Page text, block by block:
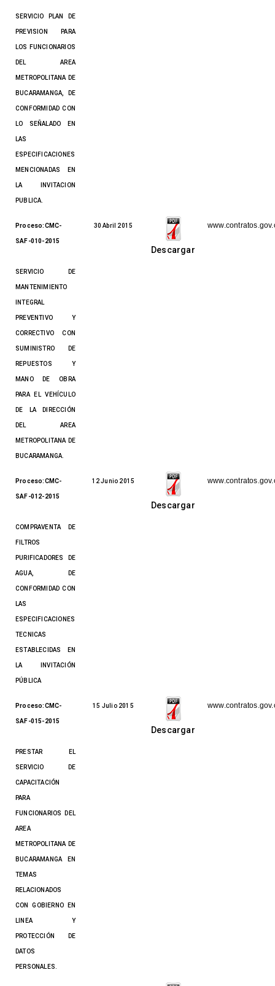
SERVICIO PLAN DE
PREVISION PARA
LOS FUNCIONARIOS
DEL AREA
METROPOLITANA DE
BUCARAMANGA, DE
CONFORMIDAD CON
LO SEÑALADO EN
LAS
ESPECIFICACIONES
MENCIONADAS EN
LA INVITACION
PUBLICA.
Proceso:CMC-
SAF-010-2015
SERVICIO DE
MANTENIMIENTO
INTEGRAL
PREVENTIVO Y
CORRECTIVO CON
SUMINISTRO DE
REPUESTOS Y
MANO DE OBRA
PARA EL VEHÍCULO
DE LA DIRECCIÓN
DEL AREA
METROPOLITANA DE
BUCARAMANGA.
30 Abril 2015
Descargar
Proceso:CMC-
SAF-012-2015
COMPRAVENTA DE
FILTROS
PURIFICADORES DE
AGUA, DE
CONFORMIDAD CON
LAS
ESPECIFICACIONES
TECNICAS
ESTABLECIDAS EN
LA INVITACIÓN
PÚBLICA
12 Junio 2015
Descargar
Proceso:CMC-
SAF-015-2015
PRESTAR EL
SERVICIO DE
CAPACITACIÓN
PARA
FUNCIONARIOS DEL
AREA
METROPOLITANA DE
BUCARAMANGA EN
TEMAS
RELACIONADOS
CON GOBIERNO EN
LINEA Y
PROTECCIÓN DE
DATOS
PERSONALES.
15 Julio 2015
Descargar